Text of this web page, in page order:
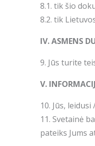
8.1. tik šio
8.2. tik
IV. ASMENS
9. Jūs turite
V.
10. Jūs,
11. Svetainė
pateiks Jums